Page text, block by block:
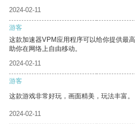
2024-02-11
游客
这款加速器VPM应用程序可以给你提供最
助你在网络上自由移动。
2024-02-11
游客
这款游戏非常好玩，画面精美，玩法丰富。
2024-02-11